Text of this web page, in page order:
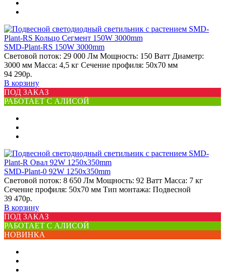
SMD-Plant-RS 150W 3000mm
Световой поток: 29 000 Лм Мощность: 150 Ватт Диаметр:
3000 мм Масса: 4,5 кг Сечение профиля: 50х70 мм
94 290р.
В корзину
ПОД ЗАКАЗ
РАБОТАЕТ С АЛИСОЙ
SMD-Plant-0 92W 1250х350mm
Световой поток: 8 650 Лм Мощность: 92 Ватт Масса: 7 кг
Сечение профиля: 50х70 мм Тип монтажа: Подвесной
39 470р.
В корзину
ПОД ЗАКАЗ
РАБОТАЕТ С АЛИСОЙ
НОВИНКА